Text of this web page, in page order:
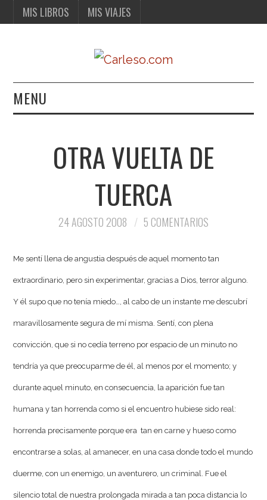
MIS LIBROS MIS VIAJES
MENU
MIS VIAJES
OTRA VUELTA DE
TUERCA
24 AGOSTO 2008 5 COMENTARIOS
Me sentí llena de angustia después de aquel momento tan
extraordinario, pero sin experimentar, gracias a Dios, terror alguno.
Y él supo que no tenía miedo…, al cabo de un instante me descubrí
maravillosamente segura de mí misma. Sentí, con plena
convicción, que si no cedía terreno por espacio de un minuto no
tendría ya que preocuparme de él, al menos por el momento; y
durante aquel minuto, en consecuencia, la aparición fue tan
humana y tan horrenda como si el encuentro hubiese sido real:
horrenda precisamente porque era tan en carne y hueso como
encontrarse a solas, al amanecer, en una casa donde todo el mundo
duerme, con un enemigo, un aventurero, un criminal. Fue el
silencio total de nuestra prolongada mirada a tan poca distancia lo